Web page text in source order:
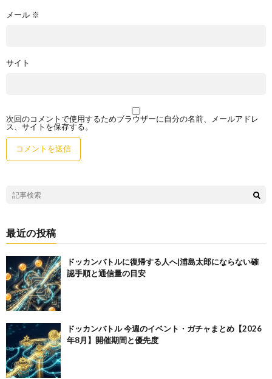
メール ※
サイト
次回のコメントで使用するためブラウザーに自分の名前、メールアドレ
ス、サイトを保存する。
最近の投稿
ドッカンバトルに復帰する人へ|浦島太郎にならない確
認手順と通信量の目安
ドッカンバトル 今週のイベント・ガチャまとめ【2026
年8月】開催期間と優先度